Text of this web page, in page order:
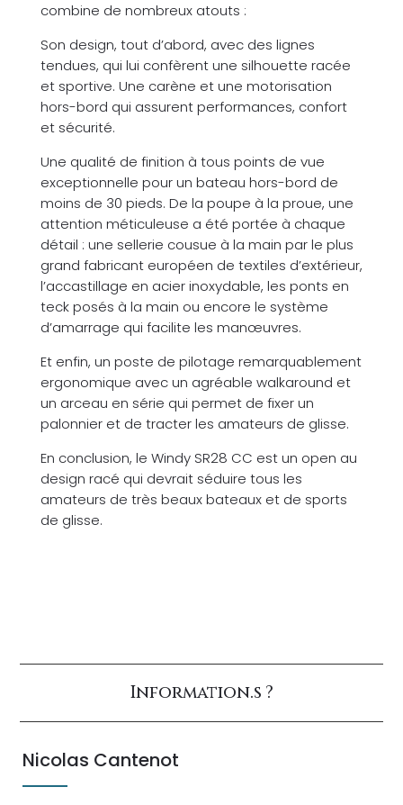
combine de nombreux atouts :
Son design, tout d’abord, avec des lignes
tendues, qui lui confèrent une silhouette racée
et sportive. Une carène et une motorisation
hors-bord qui assurent performances, confort
et sécurité.
Une qualité de finition à tous points de vue
exceptionnelle pour un bateau hors-bord de
moins de 30 pieds. De la poupe à la proue, une
attention méticuleuse a été portée à chaque
détail : une sellerie cousue à la main par le plus
grand fabricant européen de textiles d’extérieur,
l’accastillage en acier inoxydable, les ponts en
teck posés à la main ou encore le système
d’amarrage qui facilite les manœuvres.
Et enfin, un poste de pilotage remarquablement
ergonomique avec un agréable walkaround et
un arceau en série qui permet de fixer un
palonnier et de tracter les amateurs de glisse.
En conclusion, le Windy SR28 CC est un open au
design racé qui devrait séduire tous les
amateurs de très beaux bateaux et de sports
de glisse.
Information.s ?
Nicolas Cantenot